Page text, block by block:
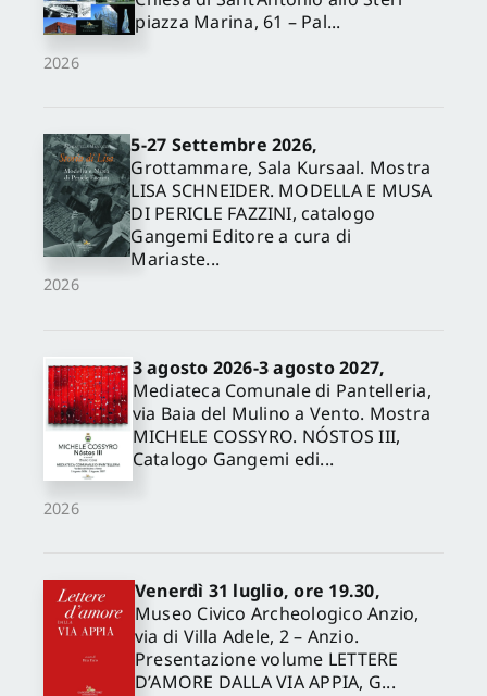
2026
piazza Marina, 61 – Pal...
2026
5-27 Settembre 2026,
Grottammare, Sala Kursaal. Mostra
LISA SCHNEIDER. MODELLA E MUSA
DI PERICLE FAZZINI, catalogo
Gangemi Editore a cura di
Mariaste...
2026
3 agosto 2026-3 agosto 2027,
Mediateca Comunale di Pantelleria,
via Baia del Mulino a Vento. Mostra
MICHELE COSSYRO. NÓSTOS III,
Catalogo Gangemi edi...
Venerdì 31 luglio, ore 19.30,
Museo Civico Archeologico Anzio,
via di Villa Adele, 2 – Anzio.
Presentazione volume LETTERE
D’AMORE DALLA VIA APPIA, G...